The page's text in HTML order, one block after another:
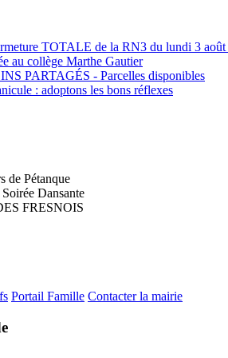
TOTALE de la RN3 du lundi 3 août
au collège Marthe Gautier
PARTAGÉS - Parcelles disponibles
: adoptons les bons réflexes
de Pétanque
Dansante
FRESNOIS
Portail Famille Contacter la mairie